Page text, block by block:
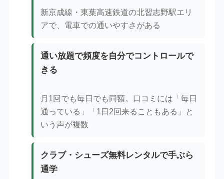
新京成線・東葉高速鉄道の北習志野駅エリ
アで、電車での通いやすさがある
通い放題で頻度を自分でコントロールで
きる
月1回でも毎日でも同額。口コミには「毎日
通っている」「1日2回来ることもある」と
いう声が複数
クラブ・シューズ無料レンタルで手ぶら
通学